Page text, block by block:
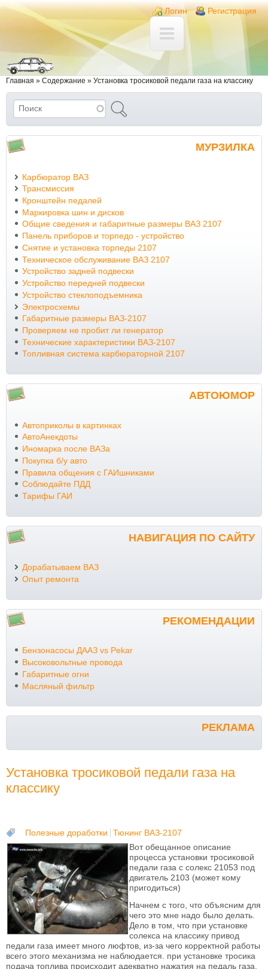
Перейти к основному содержанию
Skip to search
Login links
Логин Регистрация
Вы здесь
Главная » Содержание » Установка тросиковой педали газа на классику
Форма поиска
Поиск
МУРЗИЛКА
Карбюратор ВАЗ
Трансмиссия
Кронштейн педалей
Маркировка шин и дисков
Общие сведения и габаритные размеры ВАЗ 2107
Панель приборов и торпедо - устройство
Снятие и установка торпеды 2107
Техническое обслуживание ВАЗ 2107
Устройство задней подвески
Устройство передней подвески
Устройство стеклоподъемника
Электросхемы
Габаритные размеры ВАЗ-2107
Проверяем не пробит ли генератор
Технические характеристики ВАЗ-2107
Топливная система карбюраторной 2107
АВТОЮМОР
Автоприколы в картинках
АвтоАнекдоты
Иномарка после ВАЗа
Покупка б/у авто
Правила общения с ГАИшниками
Соблюдайте ПДД
Тарифы ГАИ
НАВИГАЦИЯ ПО САЙТУ
Дорабатываем ВАЗ
Опыт ремонта
РЕКОМЕНДАЦИИ
Бензонасосы ДААЗ vs Pekar
Высоковольтные провода
Габаритные огни
Масляный фильтр
РЕКЛАМА
Установка тросиковой педали газа на
классику
Полезные доработки
Тюнинг ВАЗ-2107
Вот обещанное описание
процесса установки тросиковой
педали газа с солекс 21053 под
двигатель 2103 (может кому
пригодиться)
Начнем с того, что объясним для
чего это мне надо было делать.
Дело в том, что при установке
солекса на классику привод
педали газа имеет много люфтов, из-за чего корректной работы
всего этого механизма не наблюдается. при установке тросика
подача топлива происходит адекватно нажатия на педаль газа,